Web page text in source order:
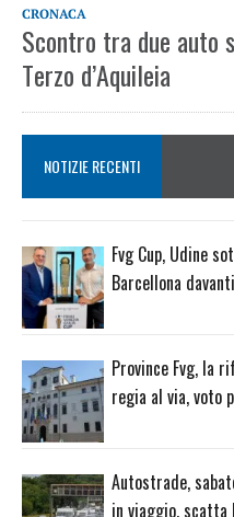
CRONACA
Scontro tra due auto
Terzo d’Aquileia
NOTIZIE RECENTI
Fvg Cup, Udine
Barcellona
Province Fvg, la
regia al via, voto
Autostrade,
in viaggio,